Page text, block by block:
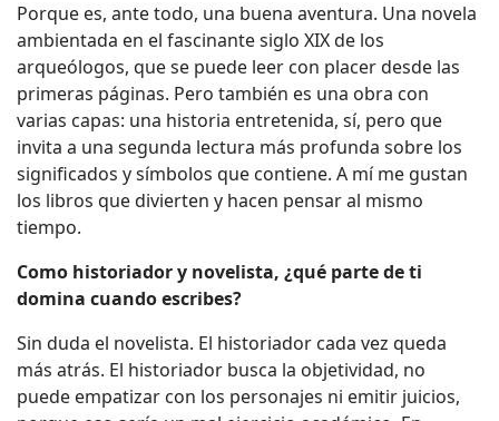
Porque es, ante todo, una buena aventura. Una novela
ambientada en el fascinante siglo XIX de los
arqueólogos, que se puede leer con placer desde las
primeras páginas. Pero también es una obra con
varias capas: una historia entretenida, sí, pero que
invita a una segunda lectura más profunda sobre los
significados y símbolos que contiene. A mí me gustan
los libros que divierten y hacen pensar al mismo
tiempo.
Como historiador y novelista, ¿qué parte de ti
domina cuando escribes?
Sin duda el novelista. El historiador cada vez queda
más atrás. El historiador busca la objetividad, no
puede empatizar con los personajes ni emitir juicios,